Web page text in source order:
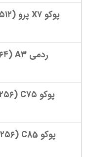
پوکو X۷ پرو (۵۱۲ گیگابایت)
ردمی A۳ (۶۴ گیگابایت)
پوکو C۷۵ (۲۵۶ گیگابایت)
پوکو C85 (۲۵۶ گیگابایت)